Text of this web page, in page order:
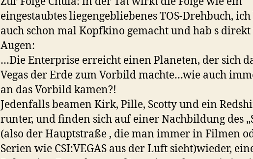
eingestaubtes liegengebliebenes TOS-Drehbuch,
auch schon mal Kopfkino gemacht und hab s
Augen:
…Die Enterprise erreicht einen Planeten, der sich
Vegas der Erde zum Vorbild machte…wie auch
an das Vorbild kamen?!
Jedenfalls beamen Kirk, Pille, Scotty und ein
runter, und finden sich auf einer Nachbildung des
(also der Hauptstraße , die man immer in Filmen
Serien wie CSI:VEGAS aus der Luft sieht)wieder,